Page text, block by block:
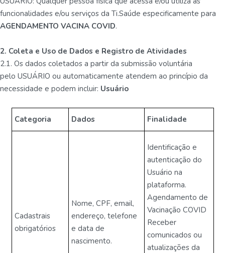
funcionalidades e/ou serviços da Ti.Saúde especificamente para
AGENDAMENTO VACINA COVID.
2. Coleta e Uso de Dados e Registro de Atividades
2.1. Os dados coletados a partir da submissão voluntária
pelo USUÁRIO ou automaticamente atendem ao princípio da
necessidade e podem incluir: Usuário
Categoria Dados Finalidade
Cadastrais
obrigatórios
Nome, CPF, email,
endereço, telefone
e data de
nascimento.
Identificação e
autenticação do
Usuário na
plataforma.
Agendamento de
Vacinação COVID
Receber
comunicados ou
atualizações da